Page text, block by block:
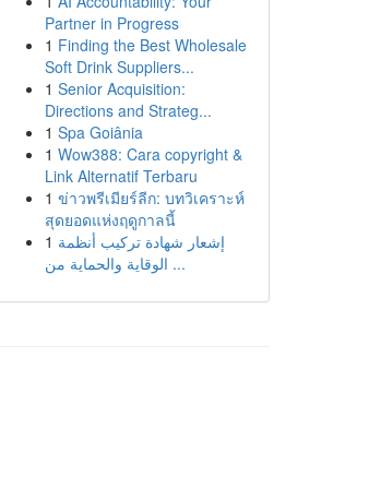
Partner in Progress
1 Finding the Best Wholesale
Soft Drink Suppliers...
1 Senior Acquisition:
Directions and Strateg...
1 Spa Goiânia
1 Wow388: Cara copyright &
Link Alternatif Terbaru
1 ข่าวพรีเมียร์ลีก: บทวิเคราะห์
สุดยอดแห่งฤดูกาลนี้
1 إشعار شهادة تركيب أنظمة
الوقاية والحماية من ...